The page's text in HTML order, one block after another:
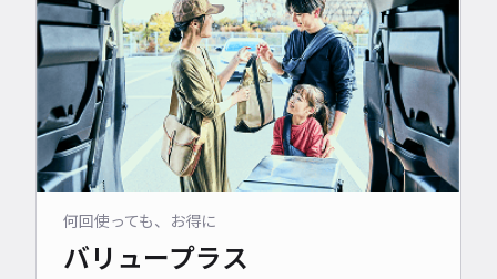
何回使っても、お得に
バリュープラス